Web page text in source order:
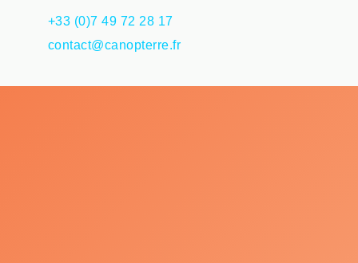
+33 (0)7 49 72 28 17
contact@canopterre.fr